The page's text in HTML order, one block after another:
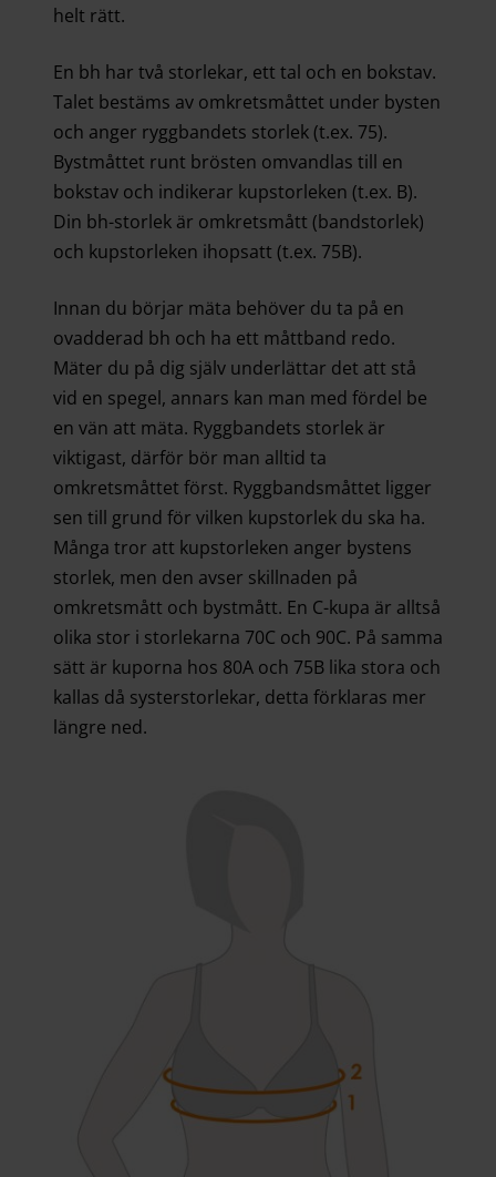
helt rätt.
En bh har två storlekar, ett tal och en bokstav.
Talet bestäms av omkretsmåttet under bysten
och anger ryggbandets storlek (t.ex. 75).
Bystmåttet runt brösten omvandlas till en
bokstav och indikerar kupstorleken (t.ex. B).
Din bh-storlek är omkretsmått (bandstorlek)
och kupstorleken ihopsatt (t.ex. 75B).
Innan du börjar mäta behöver du ta på en
ovadderad bh och ha ett måttband redo.
Mäter du på dig själv underlättar det att stå
vid en spegel, annars kan man med fördel be
en vän att mäta. Ryggbandets storlek är
viktigast, därför bör man alltid ta
omkretsmåttet först. Ryggbandsmåttet ligger
sen till grund för vilken kupstorlek du ska ha.
Många tror att kupstorleken anger bystens
storlek, men den avser skillnaden på
omkretsmått och bystmått. En C-kupa är alltså
olika stor i storlekarna 70C och 90C. På samma
sätt är kuporna hos 80A och 75B lika stora och
kallas då systerstorlekar, detta förklaras mer
längre ned.